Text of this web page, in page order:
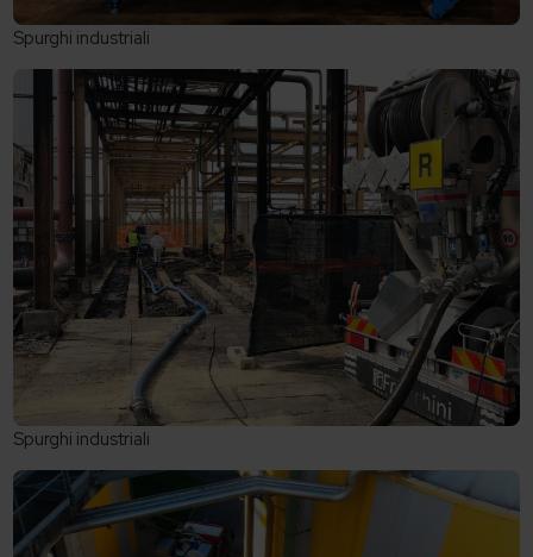
Spurghi industriali
Spurghi industriali